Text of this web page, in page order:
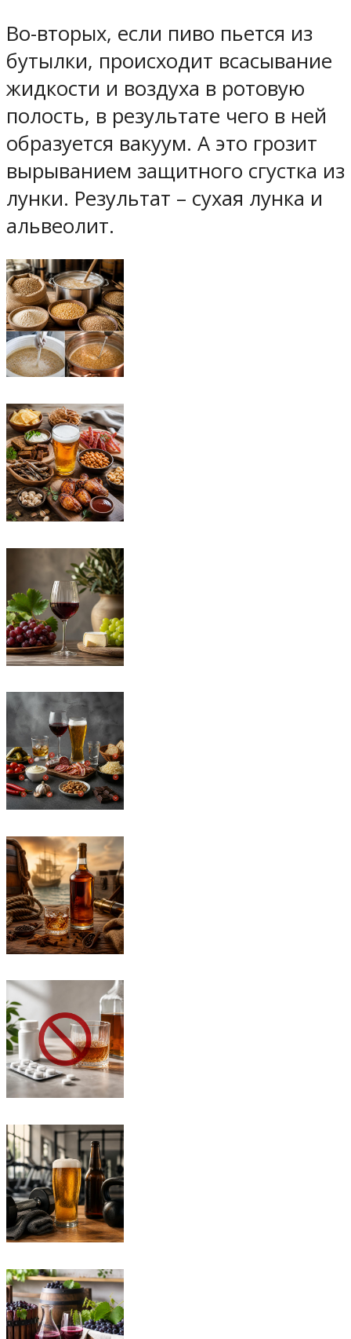
Во-вторых, если пиво пьется из
бутылки, происходит всасывание
жидкости и воздуха в ротовую
полость, в результате чего в ней
образуется вакуум. А это грозит
вырыванием защитного сгустка из
лунки. Результат – сухая лунка и
альвеолит.